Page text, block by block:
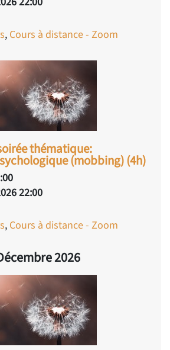
, Cours à distance - Zoom
thématique:
(mobbing) (4h)
22:00
, Cours à distance - Zoom
2026